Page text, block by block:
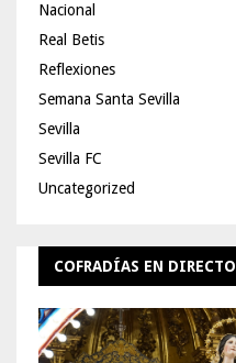
Nacional
Real Betis
Reflexiones
Semana Santa Sevilla
Sevilla
Sevilla FC
Uncategorized
COFRADÍAS EN DIRECTO